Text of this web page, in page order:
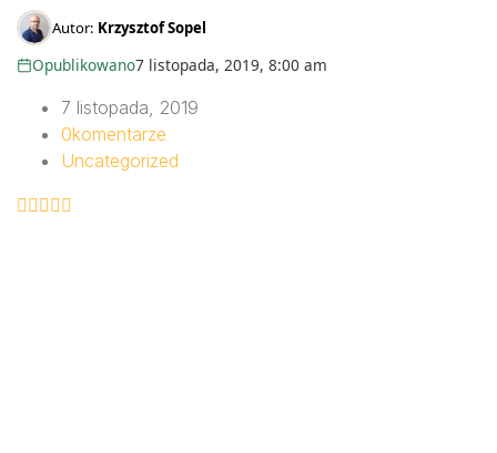
Autor: Krzysztof Sopel
Opublikowano7 listopada, 2019, 8:00 am
7 listopada, 2019
0komentarze
Uncategorized